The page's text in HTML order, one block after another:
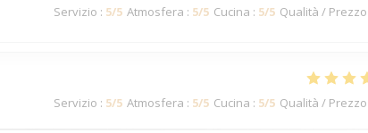
Servizio : 5/5 Atmosfera : 5/5 Cucina : 5/5 Qualità / Prezzo
Servizio : 5/5 Atmosfera : 5/5 Cucina : 5/5 Qualità / Prezzo